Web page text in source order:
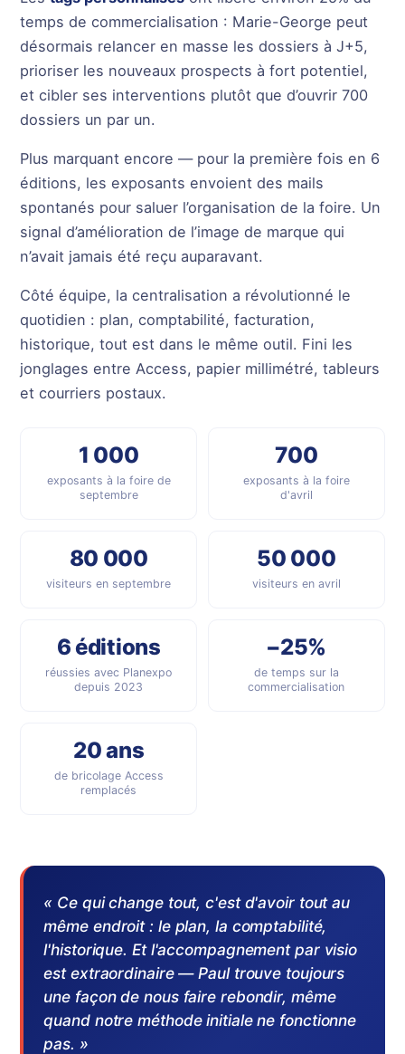
temps de commercialisation : Marie-George peut
désormais relancer en masse les dossiers à J+5,
prioriser les nouveaux prospects à fort potentiel,
et cibler ses interventions plutôt que d’ouvrir 700
dossiers un par un.
Plus marquant encore — pour la première fois en 6
éditions, les exposants envoient des mails
spontanés pour saluer l’organisation de la foire. Un
signal d’amélioration de l’image de marque qui
n’avait jamais été reçu auparavant.
Côté équipe, la centralisation a révolutionné le
quotidien : plan, comptabilité, facturation,
historique, tout est dans le même outil. Fini les
jonglages entre Access, papier millimétré, tableurs
et courriers postaux.
1 000
exposants à la foire de
septembre
700
exposants à la foire
d'avril
80 000
visiteurs en septembre
50 000
visiteurs en avril
6 éditions
réussies avec Planexpo
depuis 2023
−25%
de temps sur la
commercialisation
20 ans
de bricolage Access
remplacés
« Ce qui change tout, c'est d'avoir tout au
même endroit : le plan, la comptabilité,
l'historique. Et l'accompagnement par visio
est extraordinaire — Paul trouve toujours
une façon de nous faire rebondir, même
quand notre méthode initiale ne fonctionne
pas. »